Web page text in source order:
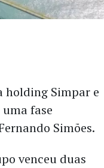
holding Simpar e
fase
Simões.
venceu duas